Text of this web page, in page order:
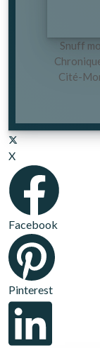
Snuff
Cité-
X
Facebook
Pinterest